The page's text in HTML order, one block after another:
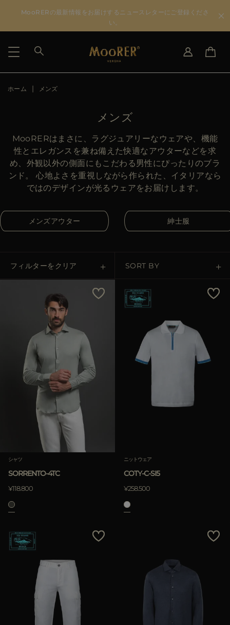
MooRERの最新情報をお届けするニュースレターにご登録くださ
い。
国を選択
US
JP
AU
DK
FR
ES
その他の国
ホーム メンズ
メンズ
MooRERはまさに、ラグジュアリーなウェアや、機能
性とエレガンスを兼ね備えた快適なアウターなどを求
め、外観以外の側面にもこだわる男性にぴったりのブラ
ンド。 心地よさを重視しながら作られた、イタリアなら
ではのデザインが光るウェアをお届けします。
メンズアウター 紳士服
フィルターをクリア SORT BY
Price Low To High
Price High To Low
Best Sellers
Most Popular
シャツ
SORRENTO-4TC
¥118.800
ニットウェア
COTY-C-SI5
¥258.500